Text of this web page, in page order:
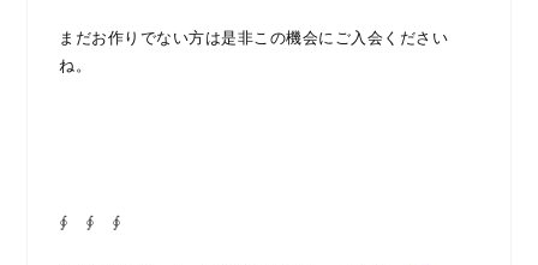
まだお作りでない方は是非この機会にご入会ください
ね。
∮ ∮ ∮